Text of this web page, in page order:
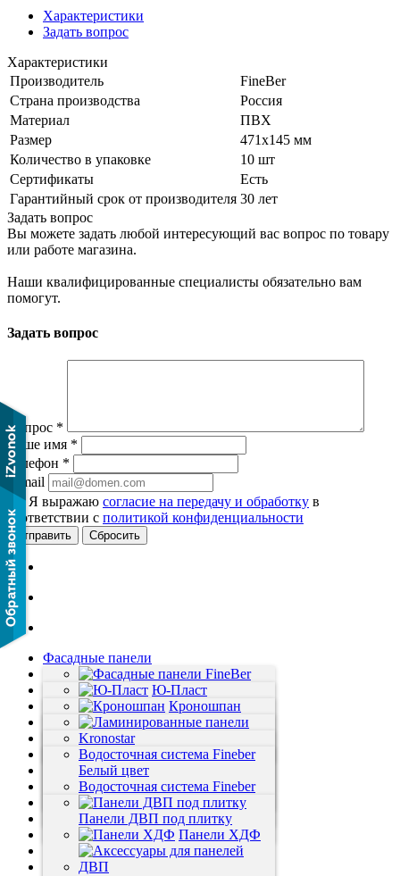
Характеристики
Задать вопрос
Характеристики
Производитель
FineBer
Страна производства
Россия
Материал
ПВХ
Размер
471х145 мм
Количество в упаковке
10 шт
Сертификаты
Есть
Гарантийный срок от производителя 30 лет
Задать вопрос
Вы можете задать любой интересующий вас вопрос по товару
или работе магазина.
Наши квалифицированные специалисты обязательно вам
помогут.
Задать вопрос
Вопрос *
Ваше имя *
Телефон *
E-mail
Я выражаю согласие на передачу и обработку в
соответствии с политикой конфиденциальности
Сбросить
Фасадные панели
Фасадные панели FineBer
Фасадные панели Ю-Пласт
Фасадные панели Т-Сайдинг
Сайдинг
Ю-Пласт
FineBer
ЕК
Grand Line
VOX vilo
Дачный
Софиты Технониколь
Софиты ЕК
Ламинат
Кроношпан
Viva Floor
Novita-Пол
GreenWald
Аксессуары к ламинату
Панели ПВХ
Ламинированные панели
Панели
FineBer
Панели Panda
Панели Novita-Light
Цветные
панели
Белые панели
Панели МДФ
Kronostar
Экология
Stella
Wand der Welt Убертюре Favorit
Скобы крепежные для МДФ
Absolut
Водосточная система
Водосточная система Fineber
Белый цвет
Водосточная система Fineber
Коричневый цвет
Водосточная система Fineber
Графитовый цвет
Пластиковые уголки
Сэндвич панели
Панели ДВП
Панели ДВП под плитку
Панели ХДФ
Кухонные фартуки
Напольный плинтус
Потолки подвесные
Террасная доска
Саморезы